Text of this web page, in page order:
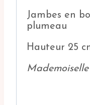
Jambes en
plumeau
Hauteur 25